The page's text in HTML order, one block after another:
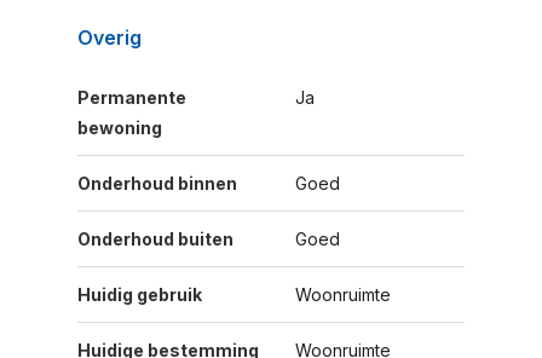
Overig
Permanente
bewoning
Ja
Onderhoud binnen Goed
Onderhoud buiten Goed
Huidig gebruik Woonruimte
Huidige bestemming Woonruimte